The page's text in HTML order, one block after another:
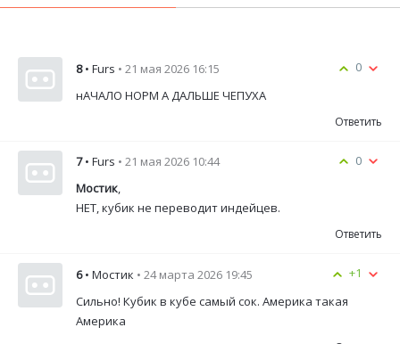
0
8 • Furs • 21 мая 2026 16:15
нАЧАЛО НОРМ А ДАЛЬШЕ ЧЕПУХА
Ответить
0
7 • Furs • 21 мая 2026 10:44
Мостик,
НЕT, кубик не переводит индейцев.
Ответить
+1
6 • Мостик • 24 марта 2026 19:45
Сильно! Кубик в кубе самый сок. Америка такая
Америка